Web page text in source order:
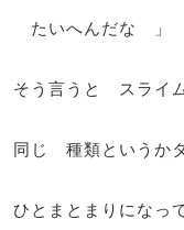
たいへんだな 」
そう言うと スライ
同じ 種類というか
ひとまとまりになっ